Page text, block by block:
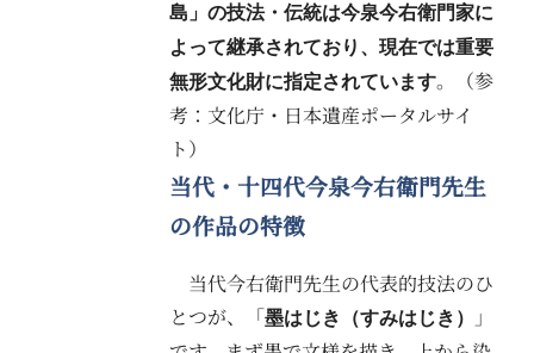
島」の技法・伝統は今泉今右衛門家に
よって継承されており、現在では重要
無形文化財に指定されています。（参
考：文化庁・日本遺産ポータルサイ
ト）
当代・十四代今泉今右衛門先生
の作品の特徴
当代今右衛門先生の代表的技法のひ
とつが、「墨はじき（すみはじき）
」